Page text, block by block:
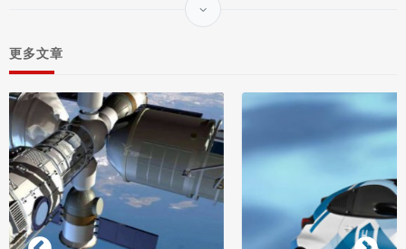
更多文章